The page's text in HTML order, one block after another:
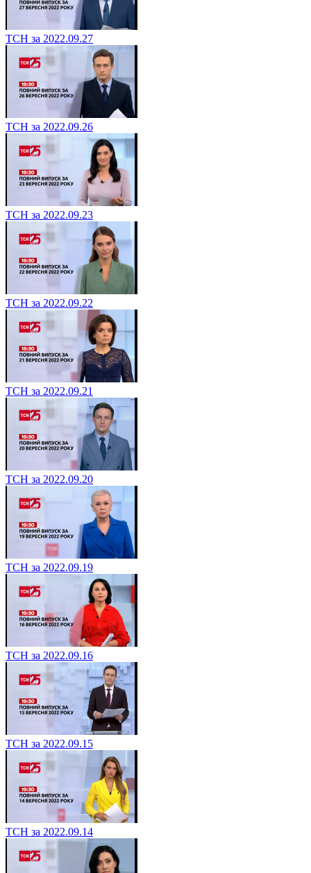
ТСН за 2022.09.27
ТСН за 2022.09.26
ТСН за 2022.09.23
ТСН за 2022.09.22
ТСН за 2022.09.21
ТСН за 2022.09.20
ТСН за 2022.09.19
ТСН за 2022.09.16
ТСН за 2022.09.15
ТСН за 2022.09.14